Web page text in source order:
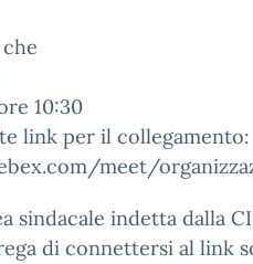
che
10:30
link per il collegamento:
meet/
sindacale indetta dalla
di connettersi al link